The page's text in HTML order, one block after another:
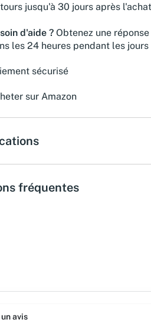
jusqu'à 30 jours après l'achat
d'aide ? Obtenez une
les 24 heures pendant les jours
sécurisé
sur Amazon
fréquentes
avis